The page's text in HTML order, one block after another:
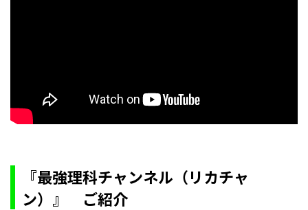
『最強理科チャンネル（リカチャ
ン）』 ご紹介